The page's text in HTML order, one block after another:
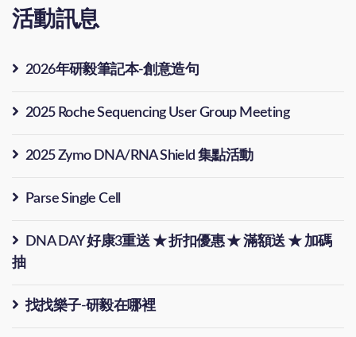
活動訊息
2026年研毅筆記本-創意造句
2025 Roche Sequencing User Group Meeting
2025 Zymo DNA/RNA Shield 集點活動
Parse Single Cell
DNA DAY 好康3重送 ★ 折扣優惠 ★ 滿額送 ★ 加碼
抽
找找樂子-研毅在哪裡